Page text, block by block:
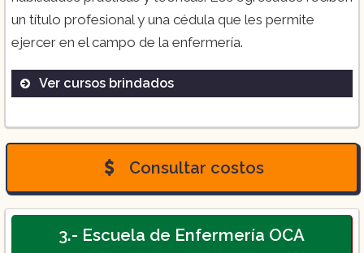
un título profesional y una cédula que les permite
ejercer en el campo de la enfermería.
Ver cursos brindados
Carrera de Enfermería General
Consultar costos
3.- Escuela de Enfermería OCA